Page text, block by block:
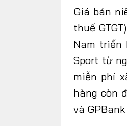
Giá bán
thuế
Nam triển
Sport từ
miễn phí
hàng còn
và